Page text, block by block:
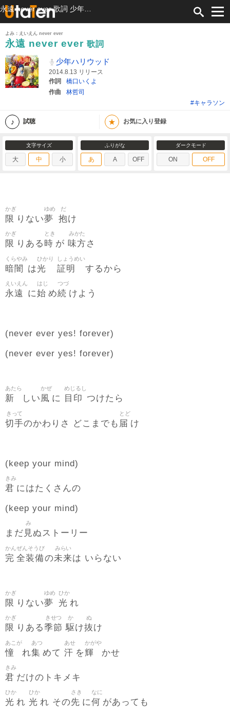
よみ：えいえん never ever
永遠 never ever 歌詞
少年ハリウッド
2014.8.13 リリース
作詞
橋口いくよ
作曲
林哲司
#キャラソン
試聴 ★ お気に入り登録
文字サイズ
大 中 小
ふりがな
あ A OFF
ダークモード
ON OFF
限
かぎ
りない夢
ゆめ
抱
だ
け
限
かぎ
りある 時
とき
が 味方
みかた
さ
暗闇
くらやみ
は光
ひかり
証明
しょうめい
するから
永遠
えいえん
に始
はじ
め続
つづ
けよう
(never ever yes! forever)
(never ever yes! forever)
新
あたら
しい風
かぜ
に 目印
めじるし
つけたら
切手
きって
のかわりさ どこまでも 届
とど
け
(keep your mind)
君
きみ
にはたくさんの
(keep your mind)
まだ 見
み
ぬストーリー
完
かん
全装備
ぜんそうび
の未来
みらい
は いらない
限
かぎ
りない夢
ゆめ
光
ひか
れ
限
かぎ
りある季節
きせつ
駆
か
け抜
ぬ
け
憧
あこが
れ集
あつ
めて 汗
あせ
を輝
かがや
かせ
君
きみ
だけのトキメキ
光
ひか
れ 光
ひか
れ その先
さき
に何
なに
があっても